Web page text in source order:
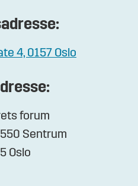
4, 0157 Oslo
forum
Sentrum
Oslo